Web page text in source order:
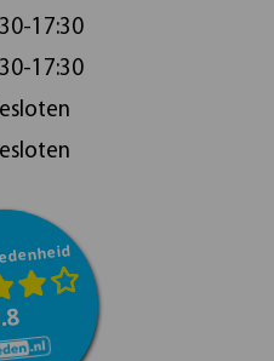
17:30
17:30